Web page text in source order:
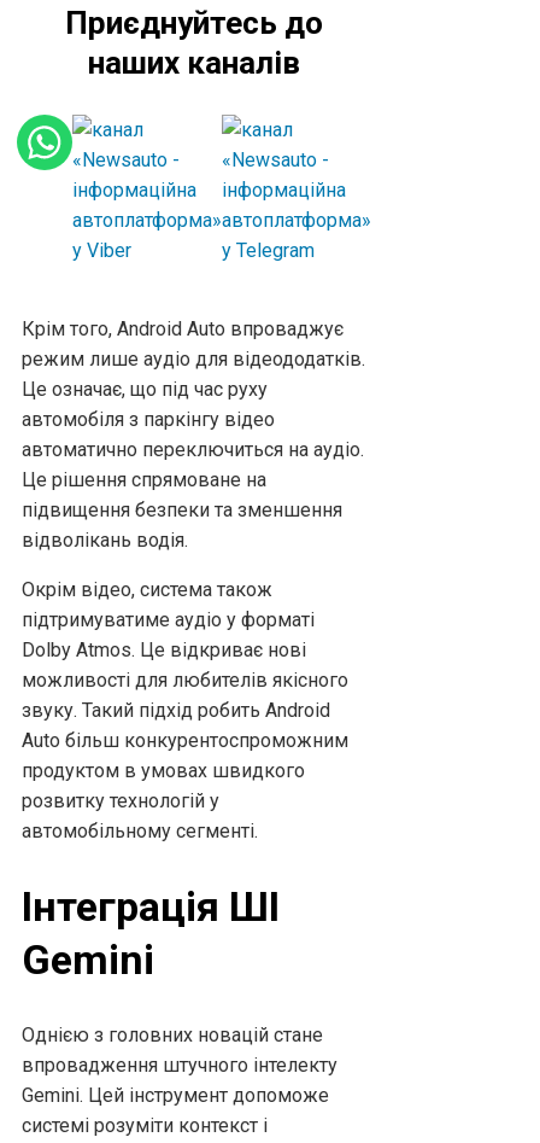
Приєднуйтесь до
наших каналів
Крім того, Android Auto впроваджує
режим лише аудіо для відеододатків.
Це означає, що під час руху
автомобіля з паркінгу відео
автоматично переключиться на аудіо.
Це рішення спрямоване на
підвищення безпеки та зменшення
відволікань водія.
Окрім відео, система також
підтримуватиме аудіо у форматі
Dolby Atmos. Це відкриває нові
можливості для любителів якісного
звуку. Такий підхід робить Android
Auto більш конкурентоспроможним
продуктом в умовах швидкого
розвитку технологій у
автомобільному сегменті.
Інтеграція ШІ
Gemini
Однією з головних новацій стане
впровадження штучного інтелекту
Gemini. Цей інструмент допоможе
системі розуміти контекст і